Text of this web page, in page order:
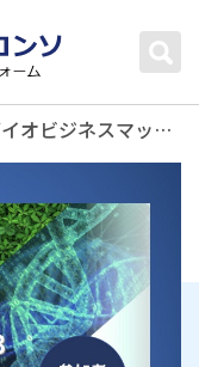
【参加報告】関西バイオビジネスマッチング 富山発「4つの研究シーズ」をご紹介